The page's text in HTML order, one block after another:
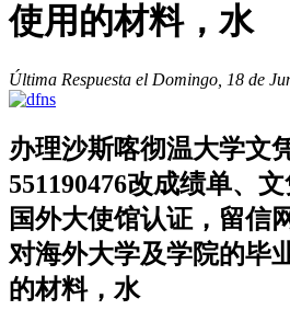
使用的材料，水
Última Respuesta el Domingo, 18 de
办理沙斯喀彻温大学文
551190476改成绩单、
国外大使馆认证，留信
对海外大学及学院的毕
的材料，水